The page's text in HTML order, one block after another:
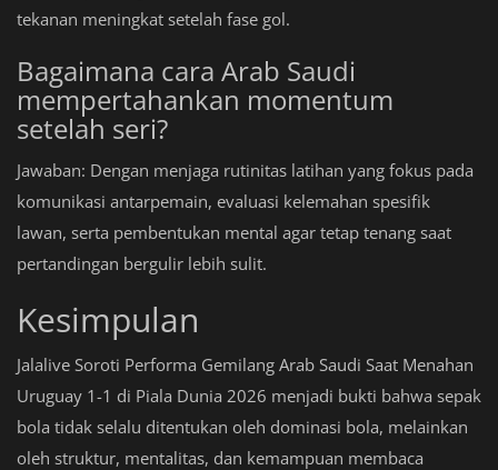
tekanan meningkat setelah fase gol.
Bagaimana cara Arab Saudi
mempertahankan momentum
setelah seri?
Jawaban: Dengan menjaga rutinitas latihan yang fokus pada
komunikasi antarpemain, evaluasi kelemahan spesifik
lawan, serta pembentukan mental agar tetap tenang saat
pertandingan bergulir lebih sulit.
Kesimpulan
Jalalive Soroti Performa Gemilang Arab Saudi Saat Menahan
Uruguay 1-1 di Piala Dunia 2026 menjadi bukti bahwa sepak
bola tidak selalu ditentukan oleh dominasi bola, melainkan
oleh struktur, mentalitas, dan kemampuan membaca